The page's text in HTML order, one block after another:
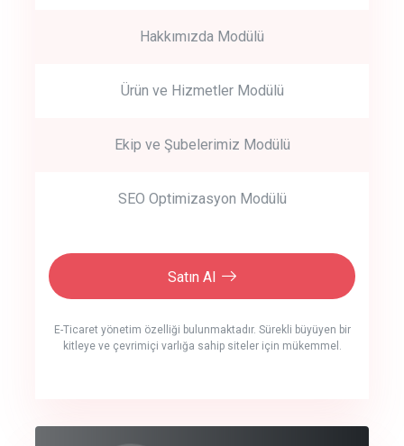
Hakkımızda Modülü
Ürün ve Hizmetler Modülü
Ekip ve Şubelerimiz Modülü
SEO Optimizasyon Modülü
Satın Al
E-Ticaret yönetim özelliği bulunmaktadır. Sürekli büyüyen bir
kitleye ve çevrimiçi varlığa sahip siteler için mükemmel.
crm auto cync